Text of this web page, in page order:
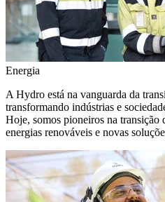
Energia
A Hydro está na vanguarda da
transformando indústrias e
Hoje, somos pioneiros na transição
energias renováveis e novas